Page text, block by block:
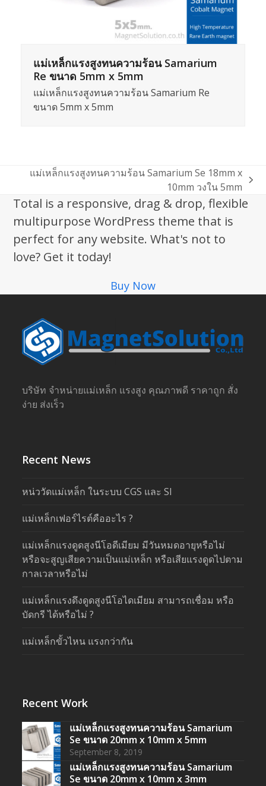
แม่เหล็กแรงสูงทนความร้อน Samarium
Re ขนาด 5mm x 5mm
แม่เหล็กแรงสูงทนความร้อน Samarium Re
ขนาด 5mm x 5mm
post:
แม่เหล็กแรงสูงทนความร้อน Samarium Se 18mm x
10mm วงใน 5mm
Total is a responsive, drag & drop, flexible
multipurpose WordPress theme that is
perfect for any website. What's not to
love? Get it today!
Buy Now
บริษัท จำหน่ายแม่เหล็ก แรงสูง คุณภาพดี ราคาถูก สั่ง
ง่าย ส่งเร็ว
Recent News
หน่ววัดแม่เหล็ก ในระบบ CGS และ SI
แม่เหล็กเฟอร์ไรต์คืออะไร ?
แม่เหล็กแรงดูดสูงนีโอดีเมียม มีวันหมดอายุหรือไม่
หรือจะสูญเสียความเป็นแม่เหล็ก หรือเสียแรงดูดไปตาม
กาลเวลาหรือไม่
แม่เหล็กแรงดึงดูดสูงนีโอไดเมียม สามารถเชื่อม หรือ
บัดกรี ได้หรือไม่ ?
แม่เหล็กขั้วไหน แรงกว่ากัน
Recent Work
แม่เหล็กแรงสูงทนความร้อน Samarium
Se ขนาด 20mm x 10mm x 5mm
September 8, 2019
แม่เหล็กแรงสูงทนความร้อน Samarium
Se ขนาด 20mm x 10mm x 3mm